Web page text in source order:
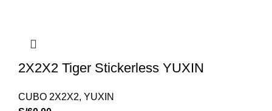
2X2X2 Tiger Stickerless YUXIN
CUBO 2X2X2, YUXIN